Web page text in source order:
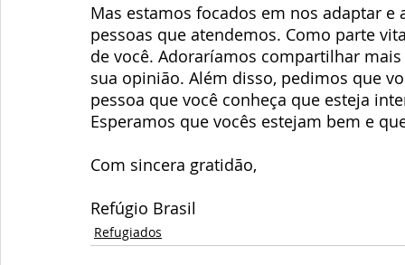
Mas estamos focados em nos adaptar
pessoas que atendemos. Como parte
de você. Adoraríamos compartilhar
sua opinião. Além disso, pedimos que
pessoa que você conheça que esteja
Esperamos que vocês estejam bem e
Com sincera gratidão,
Refúgio Brasil
Refugiados